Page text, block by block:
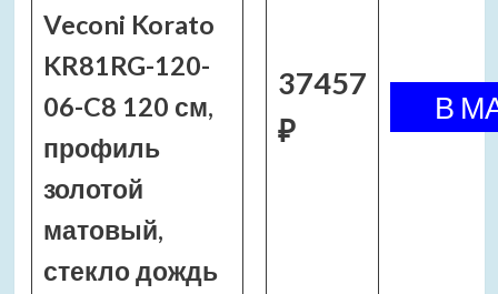
Veconi Korato
KR81RG-120-
06-C8 120 см,
профиль
золотой
матовый,
стекло дождь
37457
₽